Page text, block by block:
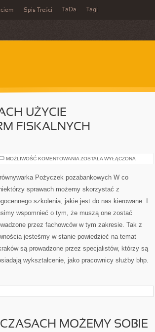
Spis Treści TaDa Tagi
UŻYCIE
FISKALNYCH
MOŻLIWOŚĆ KOMENTOWANIA W
UŻYCIE
SZCZEGÓLNYCH
FISKALNYCH
ZOSTAŁA WYŁĄCZONA
Pożyczek pozabankowych W co
sprawach możemy skorzystać z
szkolenia, jakie jest do nas kierowane. I
wspomnieć o tym, że muszą one zostać
przez fachowców w tym zakresie. Tak z
jesteśmy w stanie powiedzieć na temat
są prowadzone przez specjalistów, którzy są
wykształcenie, jako pracownicy służby bhp.
MOŻEMY SOBIE